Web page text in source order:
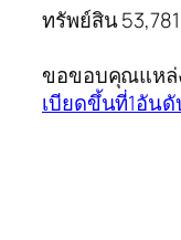
ทรัพย์สิน
ขอขอบคุณแหล่
เบียดขึ้นที่1อันดั